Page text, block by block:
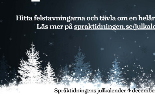
Föreslå nyord
Annonsera
Prenumerera
Läs Språktidningen digitalt
Press